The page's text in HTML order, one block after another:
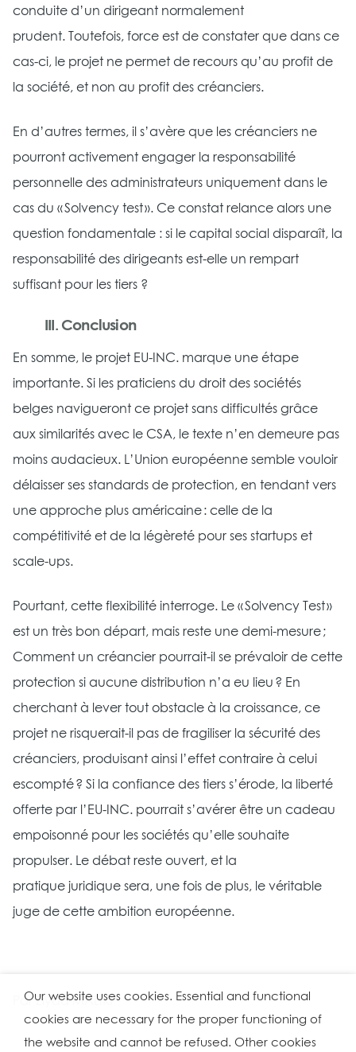
conduite d’un dirigeant normalement
prudent. Toutefois, force est de constater que dans ce
cas-ci, le projet ne permet de recours qu’au profit de
la société, et non au profit des créanciers.
En d’autres termes, il s’avère que les créanciers ne
pourront activement engager la responsabilité
personnelle des administrateurs uniquement dans le
cas du « Solvency test ». Ce constat relance alors une
question fondamentale : si le capital social disparaît, la
responsabilité des dirigeants est-elle un rempart
suffisant pour les tiers ?
III. Conclusion
En somme, le projet EU-INC. marque une étape
importante. Si les praticiens du droit des sociétés
belges navigueront ce projet sans difficultés grâce
aux similarités avec le CSA, le texte n’en demeure pas
moins audacieux. L’Union européenne semble vouloir
délaisser ses standards de protection, en tendant vers
une approche plus américaine : celle de la
compétitivité et de la légèreté pour ses startups et
scale-ups.
Pourtant, cette flexibilité interroge. Le « Solvency Test »
est un très bon départ, mais reste une demi-mesure ;
Comment un créancier pourrait-il se prévaloir de cette
protection si aucune distribution n’a eu lieu ? En
cherchant à lever tout obstacle à la croissance, ce
projet ne risquerait-il pas de fragiliser la sécurité des
créanciers, produisant ainsi l’effet contraire à celui
escompté ? Si la confiance des tiers s’érode, la liberté
offerte par l’EU-INC. pourrait s’avérer être un cadeau
empoisonné pour les sociétés qu’elle souhaite
propulser. Le débat reste ouvert, et la
pratique juridique sera, une fois de plus, le véritable
juge de cette ambition européenne.
Par Ziyad MALIKI
Our website uses cookies. Essential and functional
cookies are necessary for the proper functioning of
the website and cannot be refused. Other cookies